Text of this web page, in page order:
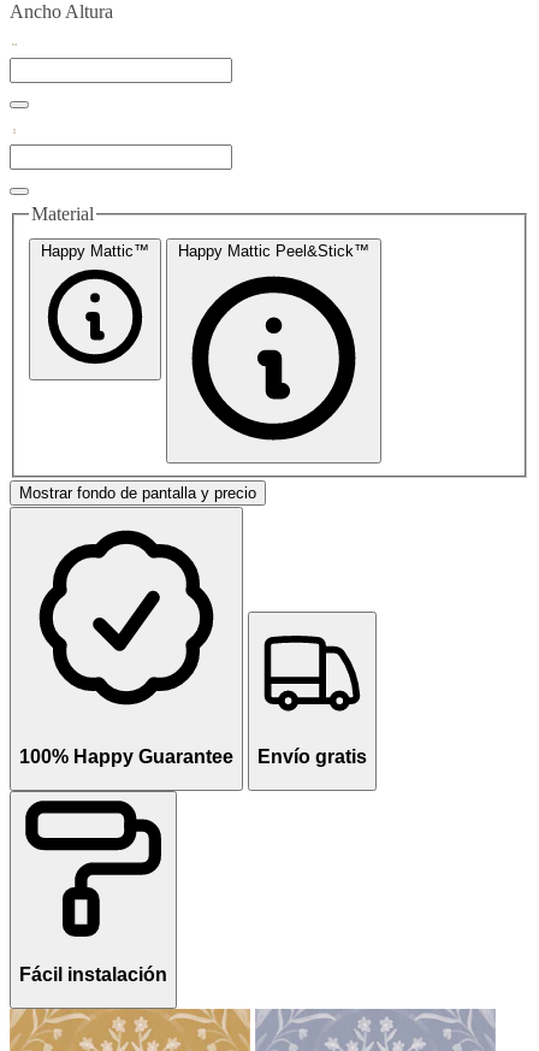
Ancho Altura
Material
Happy Mattic™ Happy Mattic Peel&Stick™
Mostrar fondo de pantalla y precio
100% Happy Guarantee Envío gratis
Fácil instalación